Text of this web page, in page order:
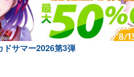
ドサマー2026第3弾